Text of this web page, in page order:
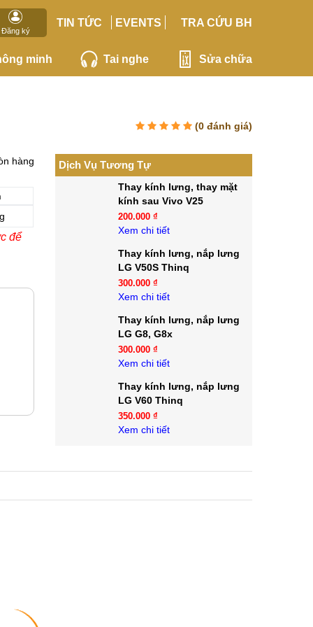
Đăng ký
TIN TỨC EVENTS TRA CỨU BH
minh Tai nghe Sửa chữa
(0 đánh giá)
hàng
để
Dịch Vụ Tương Tự
Thay kính lưng, thay mặt
kính sau Vivo V25
200.000 ₫
Xem chi tiết
Thay kính lưng, nắp lưng
LG V50S Thinq
300.000 ₫
Xem chi tiết
Thay kính lưng, nắp lưng
LG G8, G8x
300.000 ₫
Xem chi tiết
Thay kính lưng, nắp lưng
LG V60 Thinq
350.000 ₫
Xem chi tiết